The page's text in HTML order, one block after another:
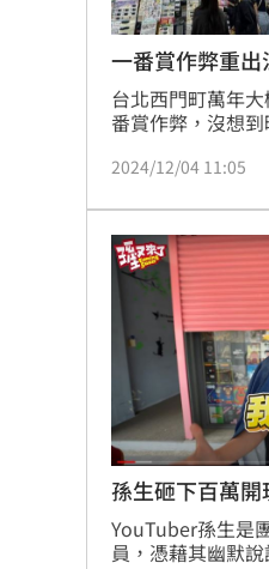
一番賞作弊重
台北西門町萬年
番賞作弊，沒想
發現「最大獎」2
2024/12/04 11:05
孫生砸下百萬
YouTuber孫生是
員，憑藉其幽默